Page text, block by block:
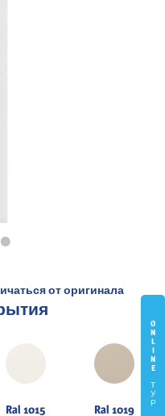
O
N
L
I
N
E
Т
У
Р
от оригинала
Ral 1015 Ral 1019